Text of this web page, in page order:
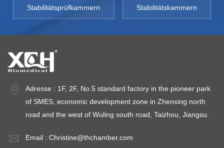
Stabilitätsprüfkammern Stabilitätskammern
Adresse : 1F, 2F, No.5 standard factory in the pioneer park
of SMES, economic development zone in Zhenxing north
road and the west of Wuling south road, Taizhou, Jiangsu.
Email : Christine@thchamber.com